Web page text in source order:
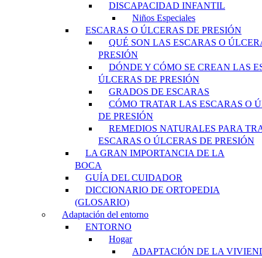
DISCAPACIDAD INFANTIL
Niños Especiales
ESCARAS O ÚLCERAS DE PRESIÓN
QUÉ SON LAS ESCARAS O
PRESIÓN
DÓNDE Y CÓMO SE CREAN LAS
ÚLCERAS DE PRESIÓN
GRADOS DE ESCARAS
CÓMO TRATAR LAS ESCARAS O
DE PRESIÓN
REMEDIOS NATURALES PARA
ESCARAS O ÚLCERAS DE PRESIÓN
LA GRAN IMPORTANCIA DE LA
BOCA
GUÍA DEL CUIDADOR
DICCIONARIO DE ORTOPEDIA
(GLOSARIO)
Adaptación del entorno
ENTORNO
Hogar
ADAPTACIÓN DE LA